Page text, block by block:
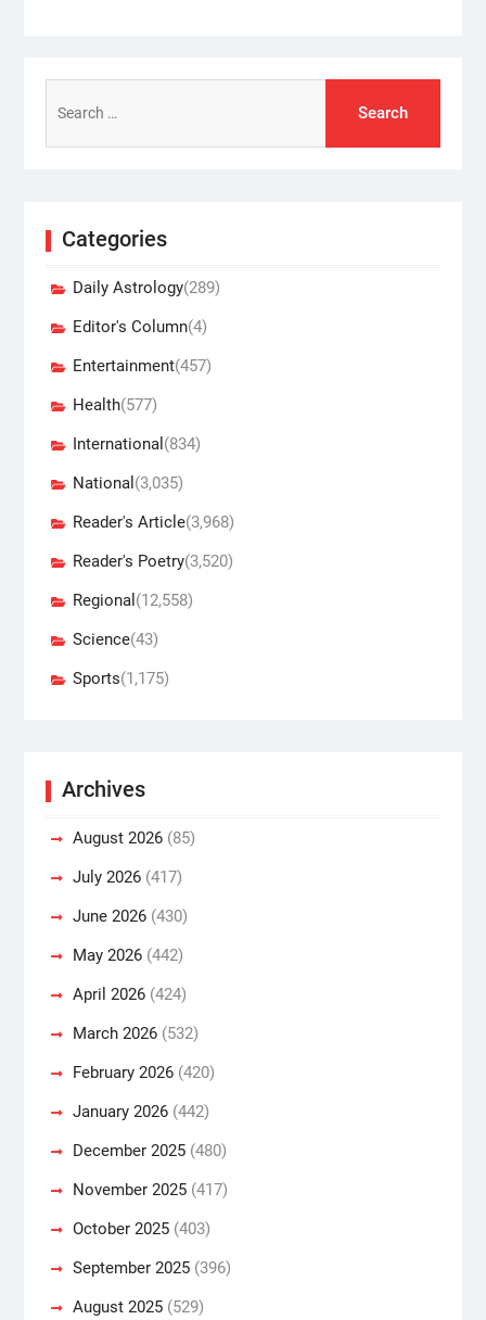
for:
Categories
Daily Astrology(289)
Editor's Column(4)
Entertainment(457)
Health(577)
International (834)
National (3,035)
Reader's Article(3,968)
Reader's Poetry(3,520)
Regional (12,558)
Science(43)
Sports(1,175)
Archives
August 2026(85)
July 2026(417)
June 2026(430)
May 2026(442)
April 2026(424)
March 2026(532)
February 2026(420)
January 2026(442)
December 2025(480)
November 2025(417)
October 2025(403)
September 2025(396)
August 2025(529)